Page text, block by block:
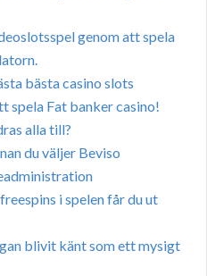
genom att spela
bästa casino slots
spela Fat banker casino!
alla till?
du väljer Beviso
i spelen får du ut
blivit känt som ett mysigt